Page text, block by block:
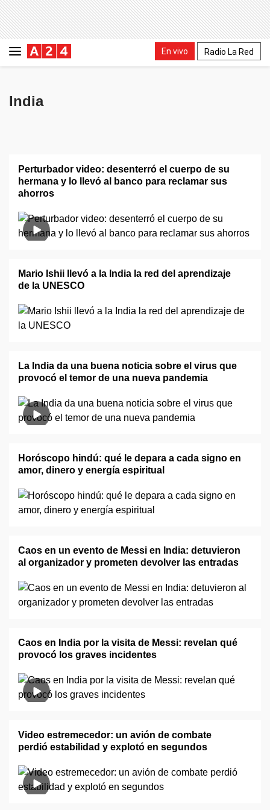
En vivo Radio La Red
India
Perturbador video: desenterró el cuerpo de su
hermana y lo llevó al banco para reclamar sus
ahorros
Mario Ishii llevó a la India la red del aprendizaje
de la UNESCO
La India da una buena noticia sobre el virus que
provocó el temor de una nueva pandemia
Horóscopo hindú: qué le depara a cada signo en
amor, dinero y energía espiritual
Caos en un evento de Messi en India: detuvieron
al organizador y prometen devolver las entradas
Caos en India por la visita de Messi: revelan qué
provocó los graves incidentes
Video estremecedor: un avión de combate
perdió estabilidad y explotó en segundos